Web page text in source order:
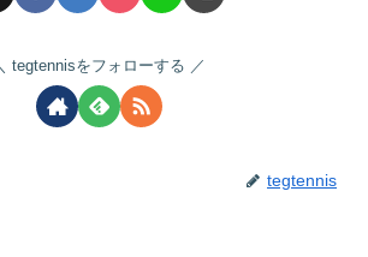
tegtennisをフォローする
tegtennis